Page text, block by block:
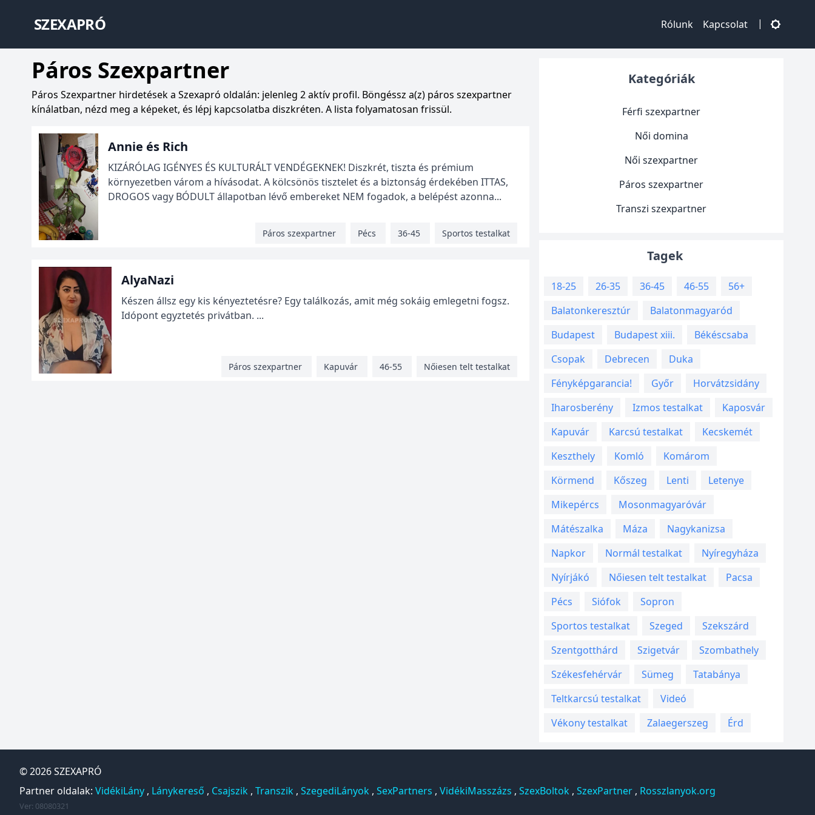
SZEXAPRÓ Rólunk Kapcsolat |
Páros Szexpartner
Páros Szexpartner hirdetések a Szexapró oldalán: jelenleg 2 aktív profil. Böngéssz a(z) páros szexpartner
kínálatban, nézd meg a képeket, és lépj kapcsolatba diszkréten. A lista folyamatosan frissül.
Annie és Rich
KIZÁRÓLAG IGÉNYES ÉS KULTURÁLT VENDÉGEKNEK! Diszkrét, tiszta és prémium
környezetben várom a hívásodat. A kölcsönös tisztelet és a biztonság érdekében ITTAS,
DROGOS vagy BÓDULT állapotban lévő embereket NEM fogadok, a belépést azonna...
Páros szexpartner Pécs 36-45 Sportos testalkat
AlyaNazi
Készen állsz egy kis kényeztetésre? Egy találkozás, amit még sokáig emlegetni fogsz.
Idópont egyztetés privátban. ...
Páros szexpartner Kapuvár 46-55 Nőiesen telt testalkat
Kategóriák
Férfi szexpartner
Női domina
Női szexpartner
Páros szexpartner
Transzi szexpartner
Tagek
18-25 26-35 36-45 46-55
56+
Balatonkeresztúr
Balatonmagyaród
Budapest
Budapest xiii.
Békéscsaba
Csopak
Debrecen
Duka
Fényképgarancia!
Győr
Horvátzsidány
Iharosberény
Izmos testalkat
Kaposvár
Kapuvár
Karcsú testalkat
Kecskemét
Keszthely
Komló
Komárom
Körmend
Kőszeg Lenti
Letenye
Mikepércs
Mosonmagyaróvár
Mátészalka
Máza
Nagykanizsa
Napkor
Normál testalkat
Nyíregyháza
Nyírjákó
Nőiesen telt testalkat
Pacsa
Pécs
Siófok
Sopron
Sportos testalkat
Szeged
Szekszárd
Szentgotthárd
Szigetvár
Szombathely
Székesfehérvár
Sümeg
Tatabánya
Teltkarcsú testalkat
Videó
Vékony testalkat
Zalaegerszeg Érd
© 2026SZEXAPRÓ
Partner oldalak: VidékiLány , Lánykereső , Csajszik , Transzik , SzegediLányok , SexPartners , VidékiMasszázs , SzexBoltok , SzexPartner , Rosszlanyok.org
Ver: 08080321